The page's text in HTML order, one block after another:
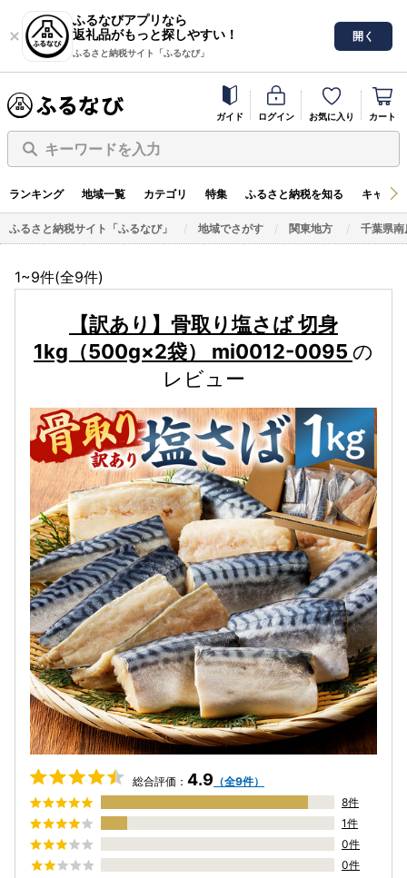
ふるなびアプリなら
返礼品がもっと探しやすい！
ふるさと納税サイト「ふるなび」
開く
ガイド ログイン お気に入り カート
キーワードを入力
ランキング 地域一覧 カテゴリ 特集 ふるさと納税を知る キャン
ふるさと納税サイト「ふるなび」 地域でさがす 関東地方 千葉県南
1~9件(全9件)
【訳あり】骨取り塩さば 切身
1kg（500g×2袋） mi0012-0095 の
レビュー
総合評価： 4.9 （全9件）
8件
1件
0件
0件